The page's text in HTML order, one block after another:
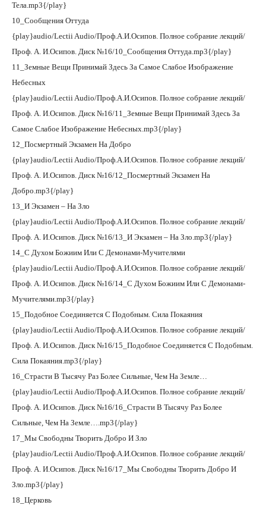
Тела.mp3{/play}
10_Сообщения Оттуда
{play}audio/Lectii Audio/Проф.А.И.Осипов. Полное собрание лекций/
Проф. А. И.Осипов. Диск №16/10_Сообщения Оттуда.mp3{/play}
11_Земные Вещи Принимай Здесь За Самое Слабое Изображение
Небесных
{play}audio/Lectii Audio/Проф.А.И.Осипов. Полное собрание лекций/
Проф. А. И.Осипов. Диск №16/11_Земные Вещи Принимай Здесь За
Самое Слабое Изображение Небесных.mp3{/play}
12_Посмертный Экзамен На Добро
{play}audio/Lectii Audio/Проф.А.И.Осипов. Полное собрание лекций/
Проф. А. И.Осипов. Диск №16/12_Посмертный Экзамен На
Добро.mp3{/play}
13_И Экзамен – На Зло
{play}audio/Lectii Audio/Проф.А.И.Осипов. Полное собрание лекций/
Проф. А. И.Осипов. Диск №16/13_И Экзамен – На Зло.mp3{/play}
14_С Духом Божиим Или С Демонами-Мучителями
{play}audio/Lectii Audio/Проф.А.И.Осипов. Полное собрание лекций/
Проф. А. И.Осипов. Диск №16/14_С Духом Божиим Или С Демонами-
Мучителями.mp3{/play}
15_Подобное Соединяется С Подобным. Сила Покаяния
{play}audio/Lectii Audio/Проф.А.И.Осипов. Полное собрание лекций/
Проф. А. И.Осипов. Диск №16/15_Подобное Соединяется С Подобным.
Сила Покаяния.mp3{/play}
16_Страсти В Тысячу Раз Более Сильные, Чем На Земле…
{play}audio/Lectii Audio/Проф.А.И.Осипов. Полное собрание лекций/
Проф. А. И.Осипов. Диск №16/16_Страсти В Тысячу Раз Более
Сильные, Чем На Земле….mp3{/play}
17_Мы Свободны Творить Добро И Зло
{play}audio/Lectii Audio/Проф.А.И.Осипов. Полное собрание лекций/
Проф. А. И.Осипов. Диск №16/17_Мы Свободны Творить Добро И
Зло.mp3{/play}
18_Церковь